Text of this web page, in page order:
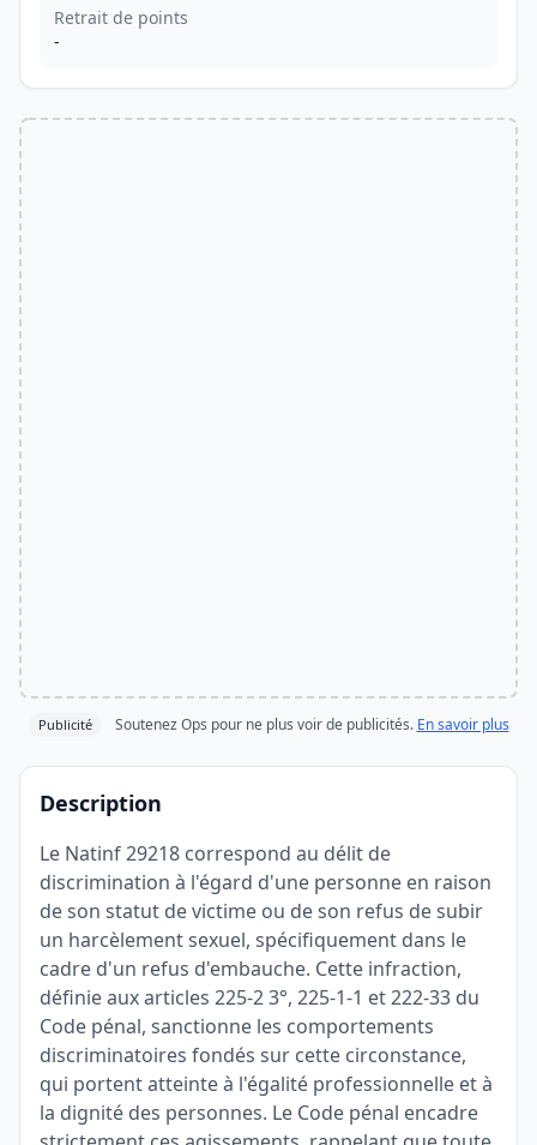
Retrait de points
-
Publicité Soutenez Ops pour ne plus voir de publicités. En savoir plus
Description
Le Natinf 29218 correspond au délit de
discrimination à l'égard d'une personne en raison
de son statut de victime ou de son refus de subir
un harcèlement sexuel, spécifiquement dans le
cadre d'un refus d'embauche. Cette infraction,
définie aux articles 225-2 3°, 225-1-1 et 222-33 du
Code pénal, sanctionne les comportements
discriminatoires fondés sur cette circonstance,
qui portent atteinte à l'égalité professionnelle et à
la dignité des personnes. Le Code pénal encadre